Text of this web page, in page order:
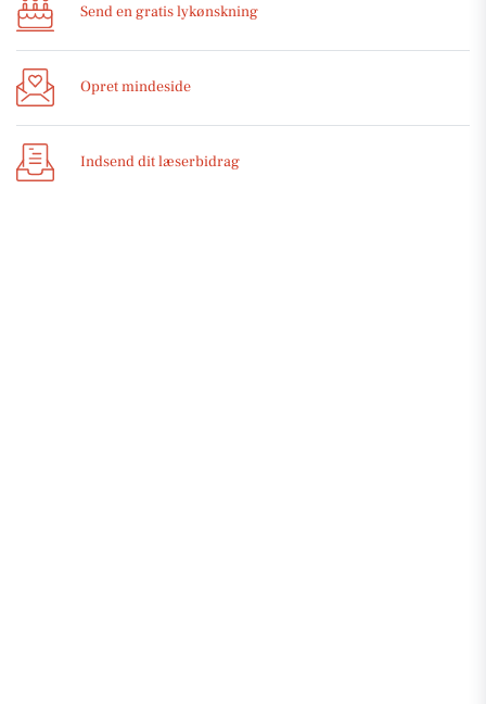
Send en gratis lykønskning
Opret mindeside
Indsend dit læserbidrag